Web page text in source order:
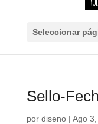
Seleccionar
Sello-
por diseno| Ago